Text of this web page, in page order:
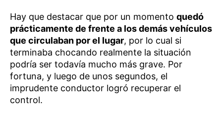
Hay que destacar que por un momento quedó
prácticamente de frente a los demás vehículos
que circulaban por el lugar, por lo cual si
terminaba chocando realmente la situación
podría ser todavía mucho más grave. Por
fortuna, y luego de unos segundos, el
imprudente conductor logró recuperar el
control.